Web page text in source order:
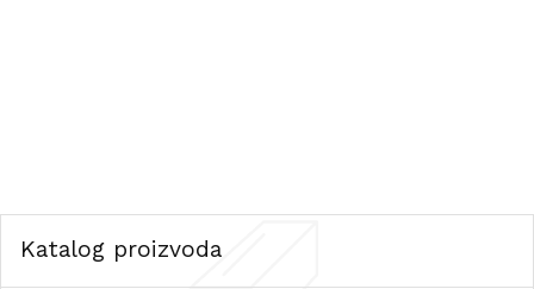
Katalog proizvoda